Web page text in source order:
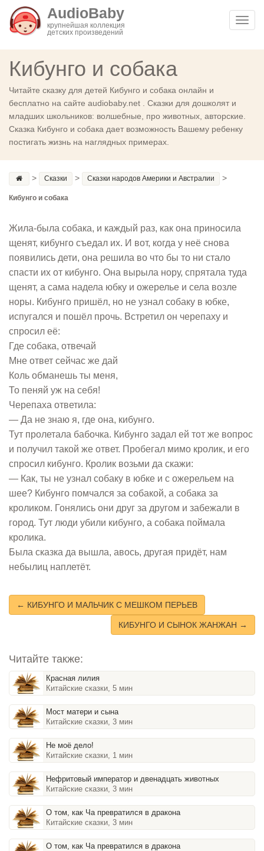
AudioBaby
крупнейшая коллекция
детских произведений
Кибунго и собака
Читайте сказку для детей Кибунго и собака онлайн и
бесплатно на сайте audiobaby.net . Сказки для дошколят и
младших школьников: волшебные, про животных, авторские.
Сказка Кибунго и собака дает возможность Вашему ребенку
постигать жизнь на наглядных примерах.
> Сказки > Сказки народов Америки и Австралии >
Кибунго и собака
Жила-была собака, и каждый раз, как она приносила
щенят, кибунго съедал их. И вот, когда у неё снова
появились дети, она решила во что бы то ни стало
спасти их от кибунго. Она вырыла нору, спрятала туда
щенят, а сама надела юбку и ожерелье и села возле
норы. Кибунго пришёл, но не узнал собаку в юбке,
испугался и пошёл прочь. Встретил он черепаху и
спросил её:
Где собака, отвечай
Мне ответ сейчас же дай
Коль обманешь ты меня,
То пеняй уж на себя!
Черепаха ответила:
— Да не знаю я, где она, кибунго.
Тут пролетала бабочка. Кибунго задал ей тот же вопрос
и получил такой же ответ. Пробегал мимо кролик, и его
спросил кибунго. Кролик возьми да скажи:
— Как, ты не узнал собаку в юбке и с ожерельем на
шее? Кибунго помчался за собакой, а собака за
кроликом. Гонялись они друг за другом и забежали в
город. Тут люди убили кибунго, а собака поймала
кролика.
Была сказка да вышла, авось, другая придёт, нам
небылиц наплетёт.
← КИБУНГО И МАЛЬЧИК С МЕШКОМ ПЕРЬЕВ
КИБУНГО И СЫНОК ЖАНЖАН →
Читайте также:
Красная лилия
Китайские сказки, 5 мин
Мост матери и сына
Китайские сказки, 3 мин
Не моё дело!
Китайские сказки, 1 мин
Нефритовый император и двенадцать животных
Китайские сказки, 3 мин
О том, как Ча превратился в дракона
Китайские сказки, 3 мин
О том, как Ча превратился в дракона